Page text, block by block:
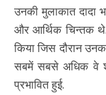
उनकी मुलाकात दादा
और आर्थिक चिन्तक
किया जिस दौरान
सबमें सबसे अधिक वे
प्रभावित हुई.